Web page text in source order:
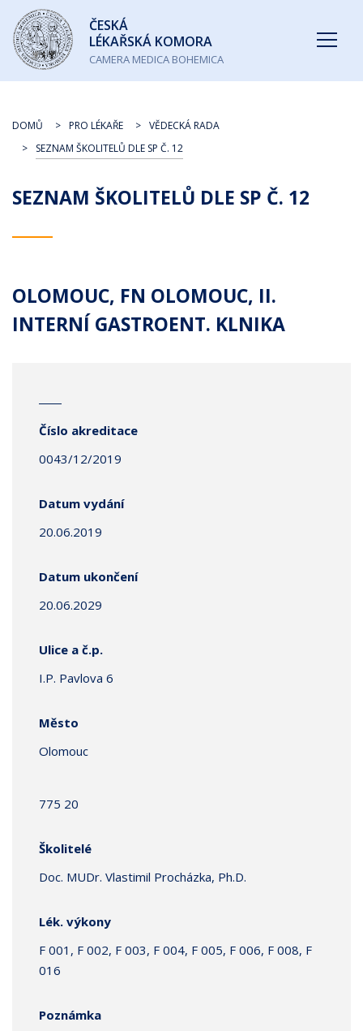
Česká
lékařská
komora
ČESKÁ
LÉKAŘSKÁ KOMORA
CAMERA MEDICA BOHEMICA
SEZNAM ŠKOLITELŮ DLE SP Č. 12
DOMŮ PRO LÉKAŘE
VĚDECKÁ RADA
SEZNAM ŠKOLITELŮ DLE SP Č. 12
OLOMOUC, FN OLOMOUC, II.
INTERNÍ GASTROENT. KLNIKA
Číslo akreditace
0043/12/2019
Datum vydání
20.06.2019
Datum ukončení
20.06.2029
Ulice a č.p.
I.P. Pavlova 6
Město
Olomouc
775 20
Školitelé
Doc. MUDr. Vlastimil Procházka, Ph.D.
Lék. výkony
F 001, F 002, F 003, F 004, F 005, F 006, F 008, F
016
Poznámka